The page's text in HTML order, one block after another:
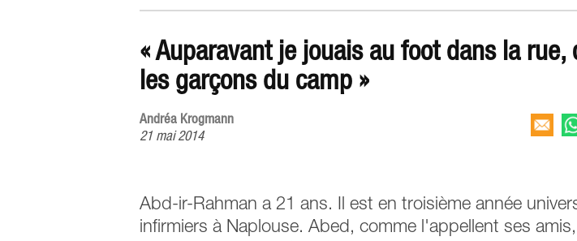
« Auparavant je jouais au foot dans la rue,
les garçons du camp »
Andréa Krogmann
21 mai 2014
Abd-ir-Rahman a 21 ans. Il est en troisième année
infirmiers à Naplouse. Abed, comme l'appellent ses